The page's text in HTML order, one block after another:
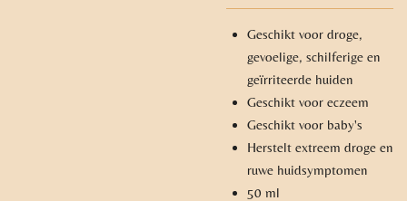
Geschikt voor droge,
gevoelige, schilferige en
geïrriteerde huiden
Geschikt voor eczeem
Geschikt voor baby's
Herstelt extreem droge en
ruwe huidsymptomen
50 ml